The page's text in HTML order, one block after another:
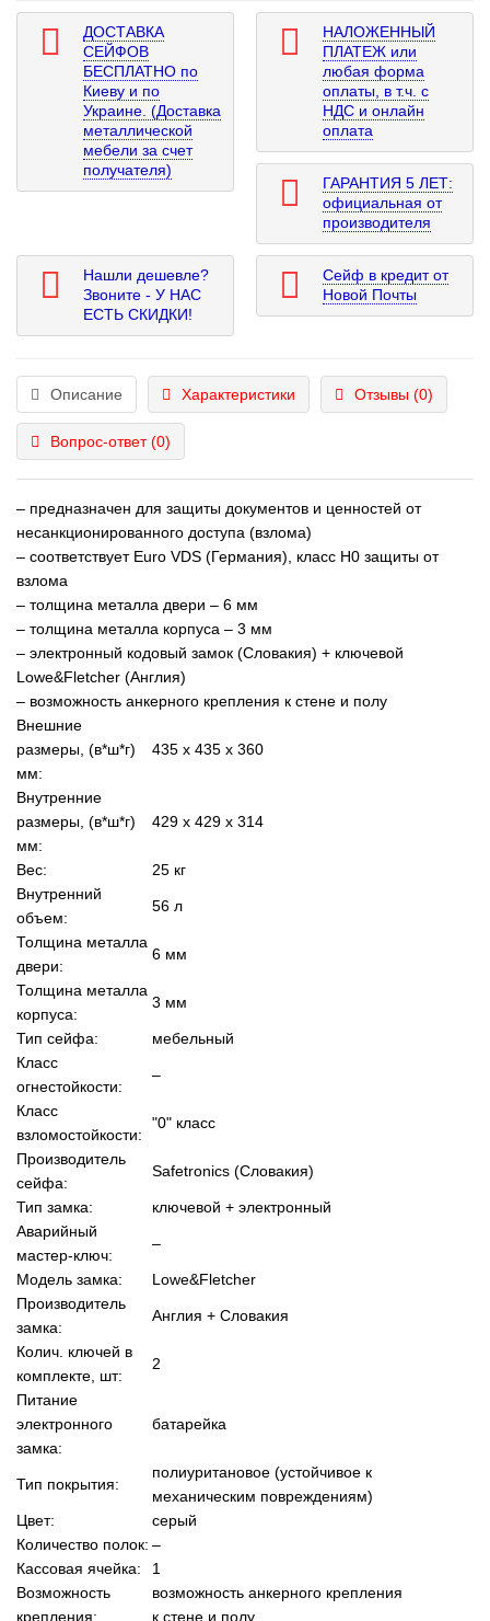
ДОСТАВКА
СЕЙФОВ
БЕСПЛАТНО по
Киеву и по
Украине. (Доставка
металлической
мебели за счет
получателя)
НАЛОЖЕННЫЙ
ПЛАТЕЖ или
любая форма
оплаты, в т.ч. с
НДС и онлайн
оплата
ГАРАНТИЯ 5 ЛЕТ:
официальная от
производителя
Нашли дешевле?
Звоните - У НАС
ЕСТЬ СКИДКИ!
Сейф в кредит от
Новой Почты
Описание Характеристики Отзывы (0)
Вопрос-ответ(0)
– предназначен для защиты документов и ценностей от
несанкционированного доступа (взлома)
– соответствует Euro VDS (Германия), класс Н0 защиты от
взлома
– толщина металла двери – 6 мм
– толщина металла корпуса – 3 мм
– электронный кодовый замок (Словакия) + ключевой
Lowe&Fletcher (Англия)
– возможность анкерного крепления к стене и полу
Внешние
размеры, (в*ш*г)
мм:
435 х 435 х 360
Внутренние
размеры, (в*ш*г)
мм:
429 х 429 х 314
Вес:
25 кг
Внутренний
объем:
56 л
Толщина металла
двери:
6 мм
Толщина металла
корпуса:
3 мм
Тип сейфа:
мебельный
Класс
огнестойкости:
–
Класс
взломостойкости:
"0" класс
Производитель
сейфа:
Safetronics (Словакия)
Тип замка:
ключевой + электронный
Аварийный
мастер-ключ:
–
Модель замка:
Lowe&Fletcher
Производитель
замка:
Англия + Словакия
Колич. ключей в
комплекте, шт:
2
Питание
электронного
замка:
батарейка
Тип покрытия:
полиуритановое (устойчивое к
механическим повреждениям)
Цвет:
серый
Количество полок: –
Кассовая ячейка:
1
Возможность
крепления:
возможность анкерного крепления
к стене и полу